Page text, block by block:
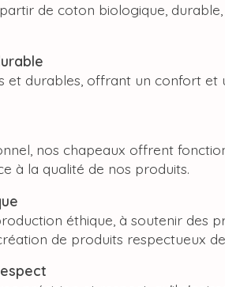
de coton biologique,
et durables, offrant un confort et
nos chapeaux offrent
à la qualité de nos produits.
éthique, à soutenir des
de produits respectueux